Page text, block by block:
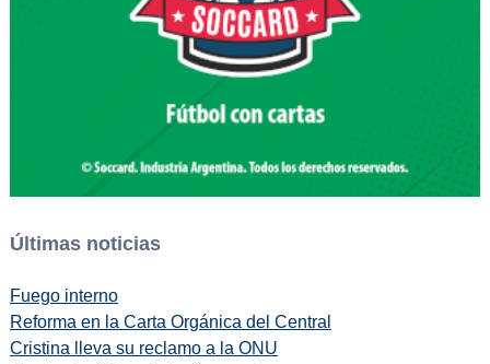
Últimas noticias
Fuego interno
Reforma en la Carta Orgánica del Central
Cristina lleva su reclamo a la ONU